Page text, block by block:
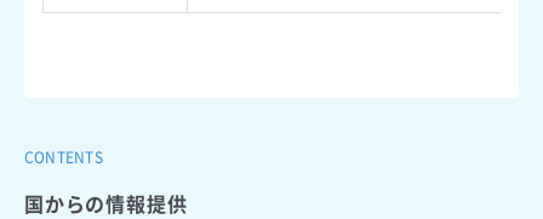
CONTENTS
国からの情報提供